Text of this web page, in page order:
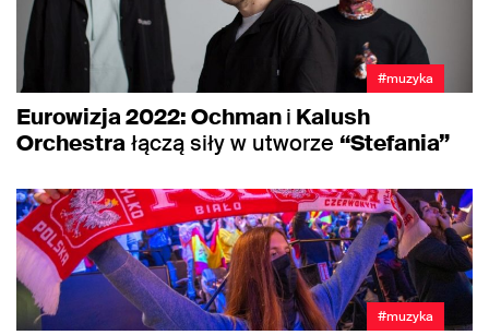
#muzyka
Eurowizja 2022: Ochmani Kalush
Orchestrałączą siły w utworze “Stefania”
#muzyka